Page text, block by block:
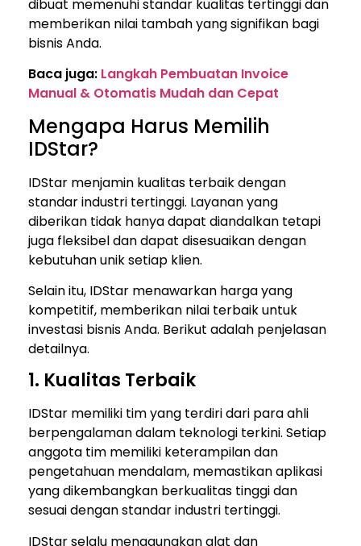
dibuat memenuhi standar kualitas tertinggi dan
memberikan nilai tambah yang signifikan bagi
bisnis Anda.
Baca juga: Langkah Pembuatan Invoice
Manual & Otomatis Mudah dan Cepat
Mengapa Harus Memilih
IDStar?
IDStar menjamin kualitas terbaik dengan
standar industri tertinggi. Layanan yang
diberikan tidak hanya dapat diandalkan tetapi
juga fleksibel dan dapat disesuaikan dengan
kebutuhan unik setiap klien.
Selain itu, IDStar menawarkan harga yang
kompetitif, memberikan nilai terbaik untuk
investasi bisnis Anda. Berikut adalah penjelasan
detailnya.
1. Kualitas Terbaik
IDStar memiliki tim yang terdiri dari para ahli
berpengalaman dalam teknologi terkini. Setiap
anggota tim memiliki keterampilan dan
pengetahuan mendalam, memastikan aplikasi
yang dikembangkan berkualitas tinggi dan
sesuai dengan standar industri tertinggi.
IDStar selalu menggunakan alat dan